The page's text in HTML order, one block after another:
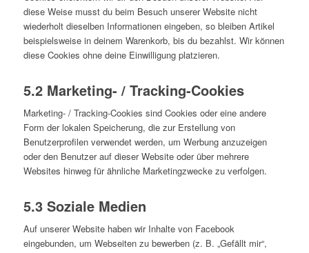
diese Weise musst du beim Besuch unserer Website nicht
wiederholt dieselben Informationen eingeben, so bleiben Artikel
beispielsweise in deinem Warenkorb, bis du bezahlst. Wir können
diese Cookies ohne deine Einwilligung platzieren.
5.2 Marketing- / Tracking-Cookies
Marketing- / Tracking-Cookies sind Cookies oder eine andere
Form der lokalen Speicherung, die zur Erstellung von
Benutzerprofilen verwendet werden, um Werbung anzuzeigen
oder den Benutzer auf dieser Website oder über mehrere
Websites hinweg für ähnliche Marketingzwecke zu verfolgen.
5.3 Soziale Medien
Auf unserer Website haben wir Inhalte von Facebook
eingebunden, um Webseiten zu bewerben (z. B. „Gefällt mir“,